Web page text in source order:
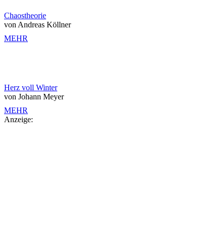
Chaostheorie
von Andreas Köllner
MEHR
Herz voll Winter
von Johann Meyer
MEHR
Anzeige: